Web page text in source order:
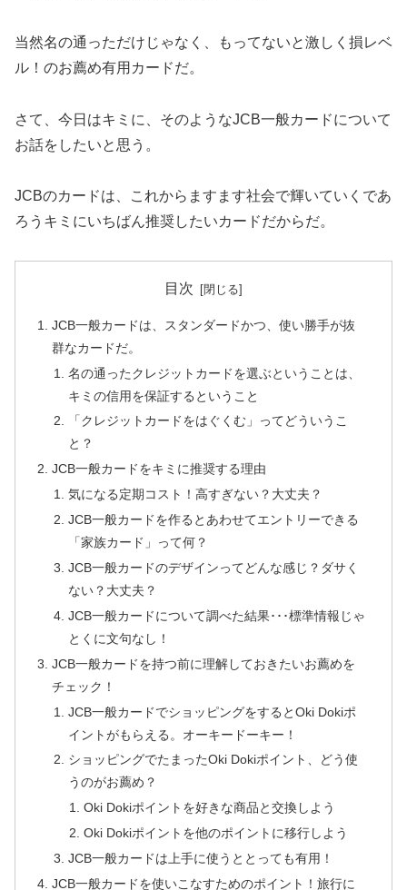
当然名の通っただけじゃなく、もってないと激しく損レベ
ル！のお薦め有用カードだ。
さて、今日はキミに、そのようなJCB一般カードについて
お話をしたいと思う。
JCBのカードは、これからますます社会で輝いていくであ
ろうキミにいちばん推奨したいカードだからだ。
目次
JCB一般カードは、スタンダードかつ、使い勝手が抜
群なカードだ。
名の通ったクレジットカードを選ぶということは、
キミの信用を保証するということ
「クレジットカードをはぐくむ」ってどういうこ
と？
JCB一般カードをキミに推奨する理由
気になる定期コスト！高すぎない？大丈夫？
JCB一般カードを作るとあわせてエントリーできる
「家族カード」って何？
JCB一般カードのデザインってどんな感じ？ダサく
ない？大丈夫？
JCB一般カードについて調べた結果･･･標準情報じゃ
とくに文句なし！
JCB一般カードを持つ前に理解しておきたいお薦めを
チェック！
JCB一般カードでショッピングをするとOki Dokiポ
イントがもらえる。オーキードーキー！
ショッピングでたまったOki Dokiポイント、どう使
うのがお薦め？
Oki Dokiポイントを好きな商品と交換しよう
Oki Dokiポイントを他のポイントに移行しよう
JCB一般カードは上手に使うととっても有用！
JCB一般カードを使いこなすためのポイント！旅行に